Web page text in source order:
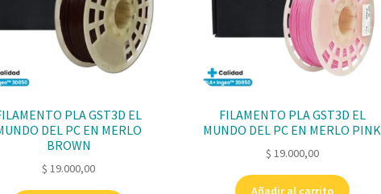
PLA GST3D EL
DEL PC EN MERLO
BROWN
$ 19.000,00
FILAMENTO PLA GST3D EL
MUNDO DEL PC EN MERLO PINK
$ 19.000,00
Añadir al carrito